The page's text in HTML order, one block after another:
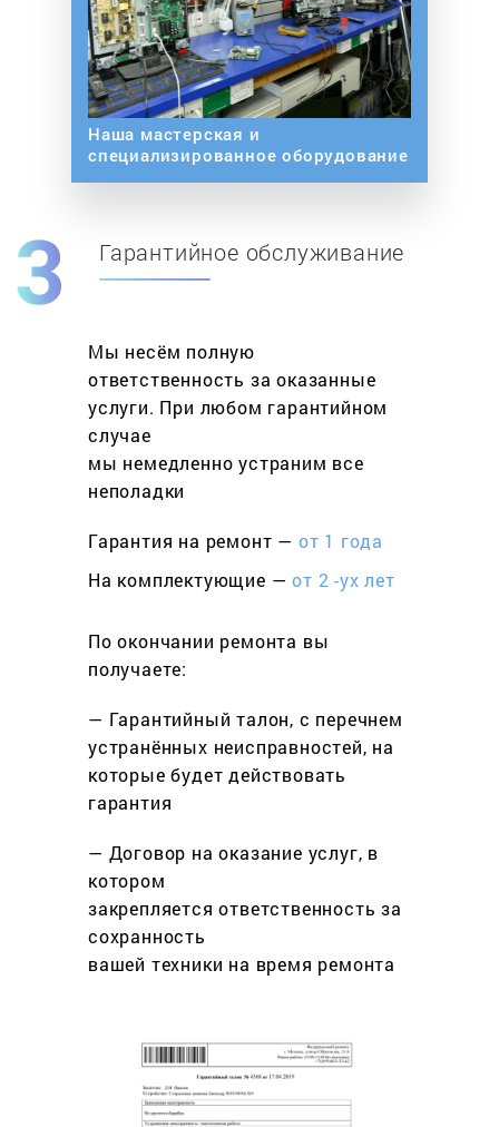
Наша мастерская и
специализированное оборудование
Гарантийное обслуживание
Мы несём полную
ответственность за оказанные
услуги. При любом гарантийном
cлучае
мы немедленно устраним все
неполадки
Гарантия на ремонт — от 1 года
На комплектующие —от 2 -ух лет
По окончании ремонта вы
получаете:
— Гарантийный талон, с перечнем
устранённых неисправностей, на
которые будет действовать
гарантия
— Договор на оказание услуг, в
котором
закрепляется ответственность за
сохранность
вашей техники на время ремонта